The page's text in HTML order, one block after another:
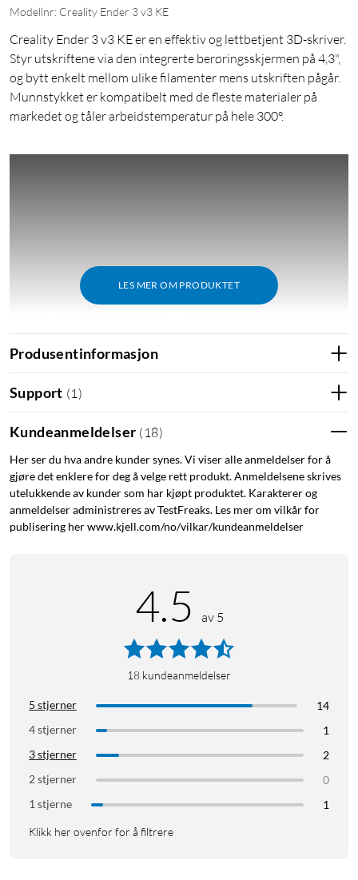
Modellnr: Creality Ender 3 v3 KE
Creality Ender 3 v3 KE er en effektiv og lettbetjent 3D-skriver.
Styr utskriftene via den integrerte berøringsskjermen på 4,3",
og bytt enkelt mellom ulike filamenter mens utskriften pågår.
Munnstykket er kompatibelt med de fleste materialer på
markedet og tåler arbeidstemperatur på hele 300°.
LES MER OM PRODUKTET
Funksjoner
Automatisk kalibrering
Enkelt skifte av filament
Styr 3D-skriveren på avstand med Windows- eller
mobilapplikasjonen
Nyutviklet munnstykke for arbeidstemperaturer på
opptil 300°
Utskrift via USB-minne
Filamentstøtte
PLA
PETG
TPU (95A)
ASA
Produsentinformasjon
Support (1 )
Kundeanmeldelser ( 18)
Her ser du hva andre kunder synes. Vi viser alle anmeldelser for å
gjøre det enklere for deg å velge rett produkt. Anmeldelsene skrives
utelukkende av kunder som har kjøpt produktet. Karakterer og
anmeldelser administreres av TestFreaks. Les mer om vilkår for
publisering her www.kjell.com/no/vilkar/kundeanmeldelser
4.5 av 5
18 kundeanmeldelser
5 stjerner
14
4 stjerner
1
3 stjerner
2
2 stjerner
0
1 stjerne
1
Klikk her ovenfor for å filtrere